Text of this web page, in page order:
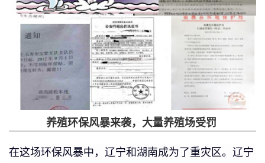
养殖环保风暴来袭，大量养殖场受罚
在这场环保风暴中，辽宁和湖南成为了重灾区。辽宁